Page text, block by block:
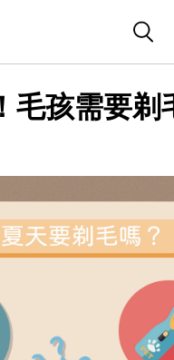
毛孩需要剃